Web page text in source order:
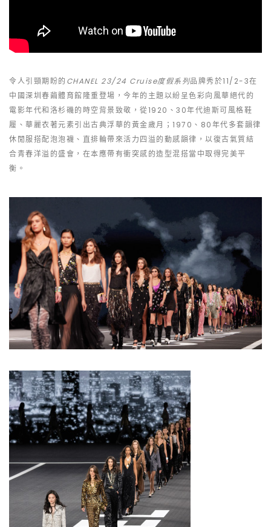
令人引頸期盼的 CHANEL 23/24 Cruise度假系列品牌秀於11/2-3在
中國深圳春繭體育館隆重登場，今年的主題以紛呈色彩向風華絕代的
電影年代和洛杉磯的時空背景致敬，從1920、30年代迪斯可風格鞋
履、華麗衣著元素引出古典浮華的黃金歲月；1970、80年代多套韻律
休閒服搭配泡泡襪、直排輪帶來活力四溢的動感韻律，以復古氣質結
合青春洋溢的盛會，在本應帶有衝突感的造型混搭當中取得完美平
衡。